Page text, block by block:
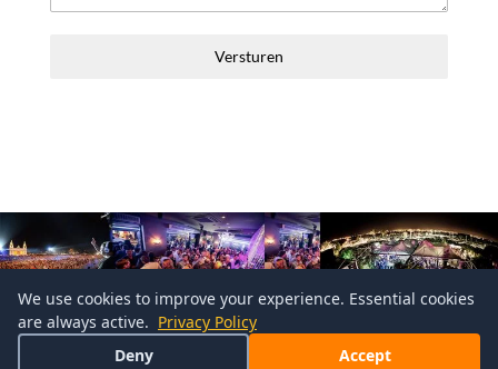
Versturen
©2016MijnMaltaStage MaltaCode
We use cookies to improve your experience. Essential cookies
are always active. Privacy Policy
Deny
Accept